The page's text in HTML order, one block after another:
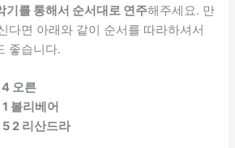
기를 통해서 순서대로 연주해주세요. 만
다면 아래와 같이 순서를 따라하셔서
좋습니다.
오른
볼리베어
2 리산드라